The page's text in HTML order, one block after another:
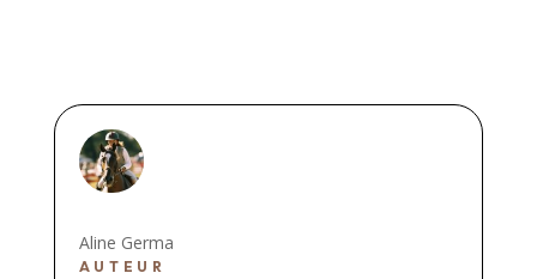
Aline Germa
AUTEUR